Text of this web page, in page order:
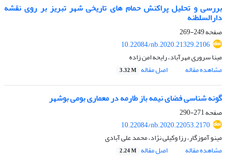
بررسی و تحلیل پراکنش حمام های تاریخی شهر تبریز بر روی نقشه
دارالسلطنه
صفحه249-269
10.22084/nb.2020.21329.2106
مینا سروری مهرآباد، رایحه امن زاده
مشاهده مقاله
اصل مقاله 3.32 M
گونه شناسی فضای نیمه باز طارمه در معماری بومی بوشهر
صفحه271-290
10.22084/nb.2020.22053.2170
مینو آموزگار، رزا وکیلی نژاد، محمد علی آبادی
مشاهده مقاله
اصل مقاله 2.24 M